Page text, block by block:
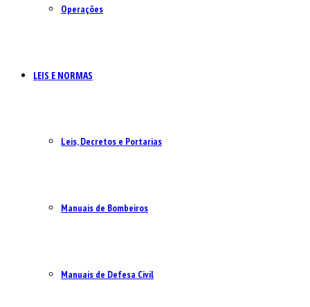
Operações
LEIS E NORMAS
Leis, Decretos e Portarias
Manuais de Bombeiros
Manuais de Defesa Civil